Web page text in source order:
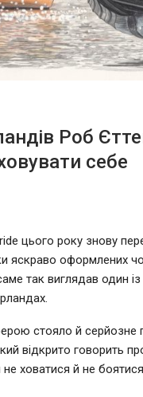
Роб
себе
цього року знову
яскраво оформлених
так виглядав один
стояло й серйозне
відкрито говорить
ховатися й не